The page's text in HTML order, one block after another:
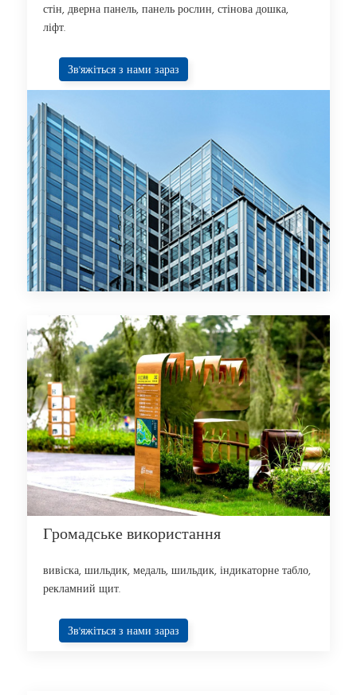
стін, дверна панель, панель рослин, стінова дошка,
ліфт.
Зв'яжіться з нами зараз
Громадське використання
вивіска, шильдик, медаль, шильдик, індикаторне табло,
рекламний щит.
Зв'яжіться з нами зараз